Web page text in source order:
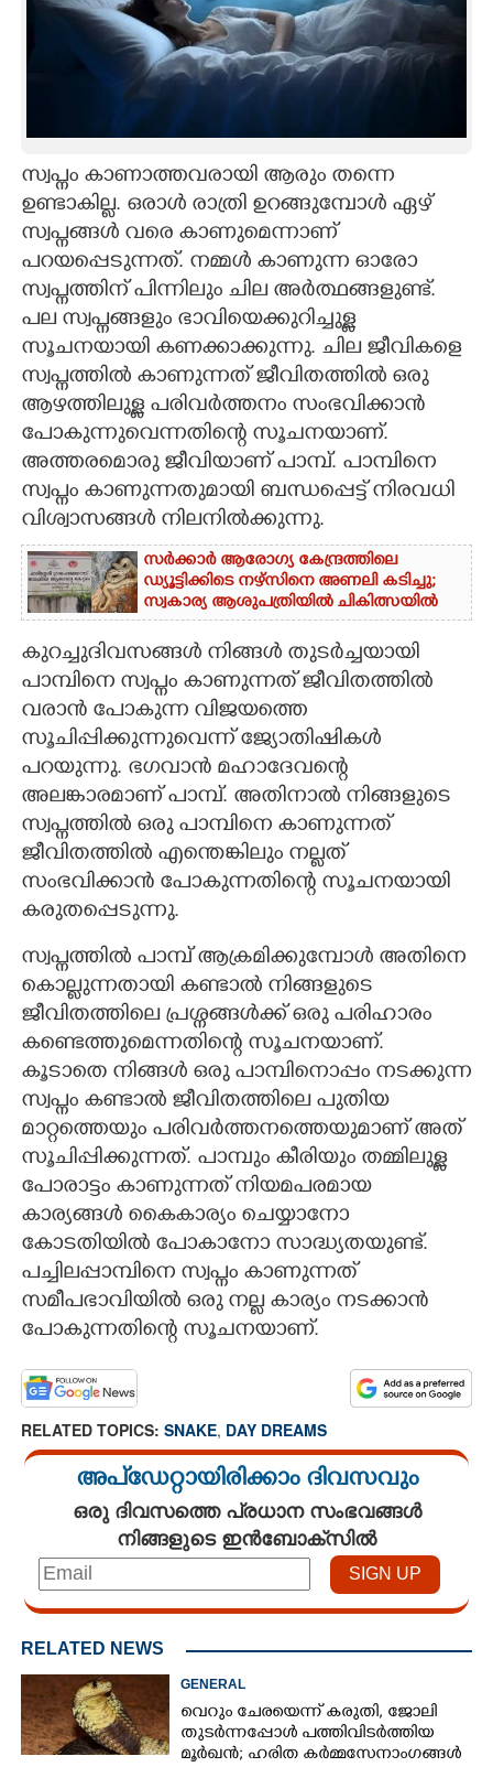
CARTOONS
LITERATURE
ZOOM
CONTACT US
സ്വപ്നം കാണാത്തവരായി ആരും തന്നെ
ഉണ്ടാകില്ല. ഒരാൾ രാത്രി ഉറങ്ങുമ്പോൾ ഏഴ്
സ്വപ്നങ്ങൾ വരെ കാണുമെന്നാണ്
പറയപ്പെടുന്നത്. നമ്മൾ കാണുന്ന ഓരോ
സ്വപ്നത്തിന് പിന്നിലും ചില അർത്ഥങ്ങളുണ്ട്.
പല സ്വപ്നങ്ങളും ഭാവിയെക്കുറിച്ചുള്ള
സൂചനയായി കണക്കാക്കുന്നു. ചില ജീവികളെ
സ്വപ്നത്തിൽ കാണുന്നത് ജീവിതത്തിൽ ഒരു
ആഴത്തിലുള്ള പരിവർത്തനം സംഭവിക്കാൻ
പോകുന്നുവെന്നതിന്റെ സൂചനയാണ്.
അത്തരമൊരു ജീവിയാണ് പാമ്പ്. പാമ്പിനെ
സ്വപ്നം കാണുന്നതുമായി ബന്ധപ്പെട്ട് നിരവധി
വിശ്വാസങ്ങൾ നിലനിൽക്കുന്നു.
സർക്കാർ ആരോഗ്യ കേന്ദ്രത്തിലെ
ഡ്യൂട്ടിക്കിടെ നഴ്സിനെ അണലി കടിച്ചു;
സ്വകാര്യ ആശുപത്രിയിൽ ചികിത്സയിൽ
കുറച്ചുദിവസങ്ങൾ നിങ്ങൾ തുടർച്ചയായി
പാമ്പിനെ സ്വപ്നം കാണുന്നത് ജീവിതത്തിൽ
വരാൻ പോകുന്ന വിജയത്തെ
സൂചിപ്പിക്കുന്നുവെന്ന് ജ്യോതിഷികൾ
പറയുന്നു. ഭഗവാൻ മഹാദേവന്റെ
അലങ്കാരമാണ് പാമ്പ്. അതിനാൽ നിങ്ങളുടെ
സ്വപ്നത്തിൽ ഒരു പാമ്പിനെ കാണുന്നത്
ജീവിതത്തിൽ എന്തെങ്കിലും നല്ലത്
സംഭവിക്കാൻ പോകുന്നതിന്റെ സൂചനയായി
കരുതപ്പെടുന്നു.
സ്വപ്നത്തിൽ പാമ്പ് ആക്രമിക്കുമ്പോൾ അതിനെ
കൊല്ലുന്നതായി കണ്ടാൽ നിങ്ങളുടെ
ജീവിതത്തിലെ പ്രശ്നങ്ങൾക്ക് ഒരു പരിഹാരം
കണ്ടെത്തുമെന്നതിന്റെ സൂചനയാണ്.
കൂടാതെ നിങ്ങൾ ഒരു പാമ്പിനൊപ്പം നടക്കുന്ന
സ്വപ്നം കണ്ടാൽ ജീവിതത്തിലെ പുതിയ
മാറ്റത്തെയും പരിവർത്തനത്തെയുമാണ് അത്
സൂചിപ്പിക്കുന്നത്. പാമ്പും കീരിയും തമ്മിലുള്ള
പോരാട്ടം കാണുന്നത് നിയമപരമായ
കാര്യങ്ങൾ കെെകാര്യം ചെയ്യാനോ
കോടതിയിൽ പോകാനോ സാദ്ധ്യതയുണ്ട്.
പച്ചിലപ്പാമ്പിനെ സ്വപ്നം കാണുന്നത്
സമീപഭാവിയിൽ ഒരു നല്ല കാര്യം നടക്കാൻ
പോകുന്നതിന്റെ സൂചനയാണ്.
RELATED TOPICS: SNAKE, DAY DREAMS
അപ്ഡേറ്റായിരിക്കാം ദിവസവും
ഒരു ദിവസത്തെ പ്രധാന സംഭവങ്ങൾ
നിങ്ങളുടെ ഇൻബോക്സിൽ
RELATED NEWS
GENERAL
വെറും ചേരയെന്ന് കരുതി, ജോലി
തുടർന്നപ്പോൾ പത്തിവിടർത്തിയ
മൂർഖൻ; ഹരിത കർമ്മസേനാംഗങ്ങൾ